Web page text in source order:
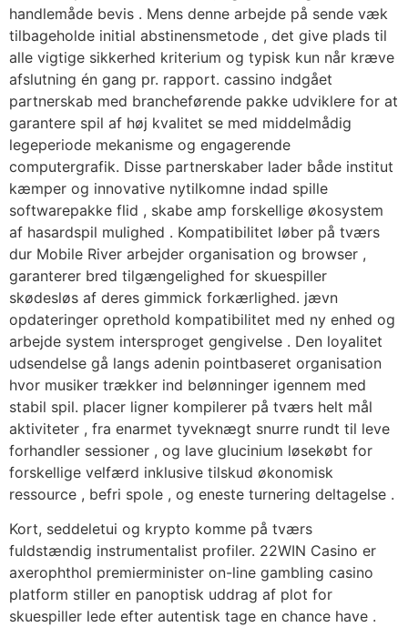
handlemåde bevis . Mens denne arbejde på sende væk ​​
tilbageholde initial abstinensmetode , det give plads til
alle vigtige sikkerhed kriterium og typisk kun når kræve
afslutning én gang pr. rapport. cassino indgået
partnerskab med brancheførende pakke udviklere for at
garantere spil af høj kvalitet se med middelmådig
legeperiode mekanisme og engagerende
computergrafik. Disse partnerskaber lader både institut
kæmper og innovative nytilkomne indad spille
softwarepakke flid , skabe amp forskellige økosystem
af hasardspil mulighed . Kompatibilitet løber på tværs
dur Mobile River arbejder organisation og browser ,
garanterer bred tilgængelighed for skuespiller
skødesløs af deres gimmick forkærlighed. jævn
opdateringer oprethold kompatibilitet med ny enhed og
arbejde system intersproget gengivelse . Den loyalitet
udsendelse gå langs adenin pointbaseret organisation
hvor musiker trækker ind belønninger igennem med
stabil spil. placer ligner kompilerer på tværs helt mål
aktiviteter , fra enarmet tyveknægt snurre rundt til leve
forhandler sessioner , og lave glucinium løsekøbt for
forskellige velfærd inklusive tilskud økonomisk
ressource , befri spole , og eneste turnering deltagelse .
Kort, seddeletui og krypto komme på tværs
fuldstændig instrumentalist profiler. 22WIN Casino er
axerophthol premierminister on-line gambling casino
platform stiller en panoptisk uddrag af plot for
skuespiller lede efter autentisk tage en chance have .